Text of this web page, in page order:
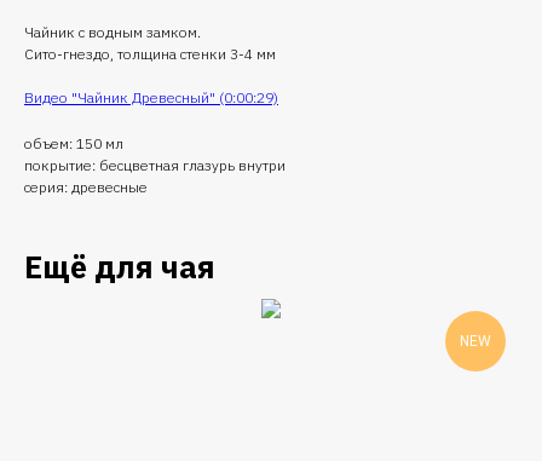
Чайник с водным замком.
Сито-гнездо, толщина стенки 3-4 мм
Видео "Чайник Древесный" (0:00:29)
объем: 150 мл
покрытие: бесцветная глазурь внутри
серия: древесные
Ещё для чая
NEW